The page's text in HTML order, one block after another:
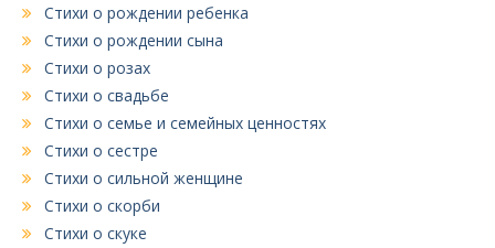
Стихи о рождении ребенка
Стихи о рождении сына
Стихи о розах
Стихи о свадьбе
Стихи о семье и семейных ценностях
Стихи о сестре
Стихи о сильной женщине
Стихи о скорби
Стихи о скуке